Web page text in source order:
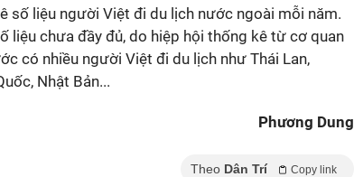
số liệu người Việt đi du lịch nước ngoài mỗi năm.
liệu chưa đầy đủ, do hiệp hội thống kê từ cơ quan
có nhiều người Việt đi du lịch như Thái Lan,
Nhật Bản...
Phương Dung
Theo Dân Trí Copy link